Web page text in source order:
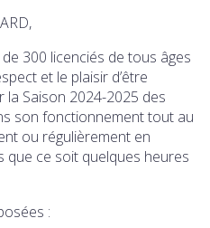
300 licenciés de tous âges
et le plaisir d’être
la Saison 2024-2025 des
son fonctionnement tout au
ou régulièrement en
que ce soit quelques heures
: